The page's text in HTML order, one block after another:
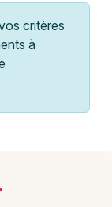
critères
à